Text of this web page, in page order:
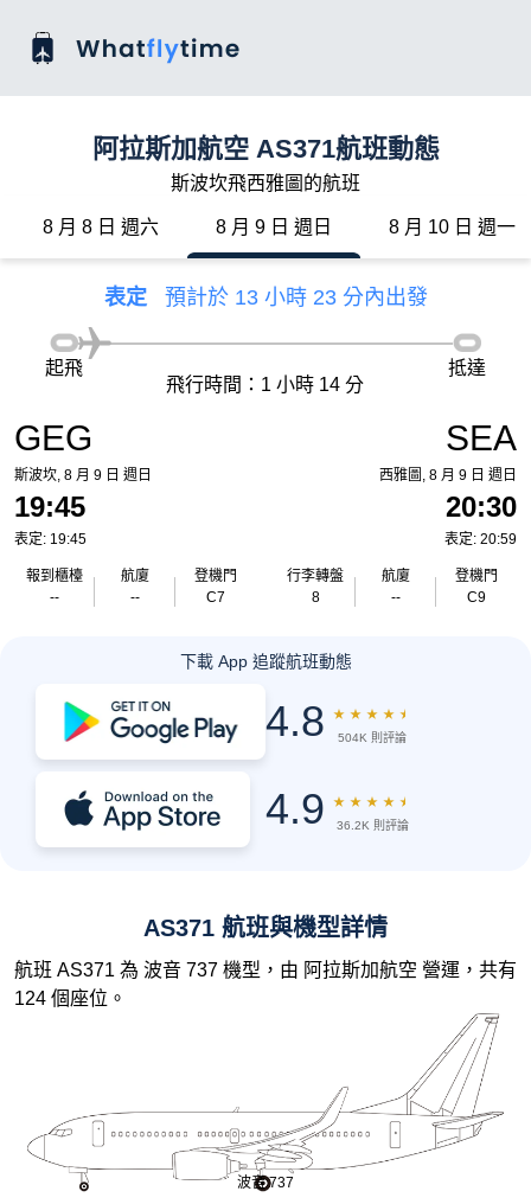
阿拉斯加航空 AS371航班動態
斯波坎飛西雅圖的航班
8 月 8 日 週六 8 月 9 日 週日 8 月 10 日 週一
表定 預計於 13 小時 23 分內出發
GEG
斯波坎, 8 月 9 日 週日
19:45
表定: 19:45
報到櫃檯
--
航廈
--
登機門
C7
起飛
飛行時間：1 小時 14 分
抵達
SEA
西雅圖, 8 月 9 日 週日
20:30
表定: 20:59
行李轉盤
8
航廈
--
登機門
C9
下載 App 追蹤航班動態
4.8 ★ ★ ★ ★ ★
504K 則評論
4.9 ★ ★ ★ ★ ★
36.2K 則評論
AS371 航班與機型詳情
航班 AS371 為 波音 737 機型，由 阿拉斯加航空 營運，共有
124 個座位。
波音 737